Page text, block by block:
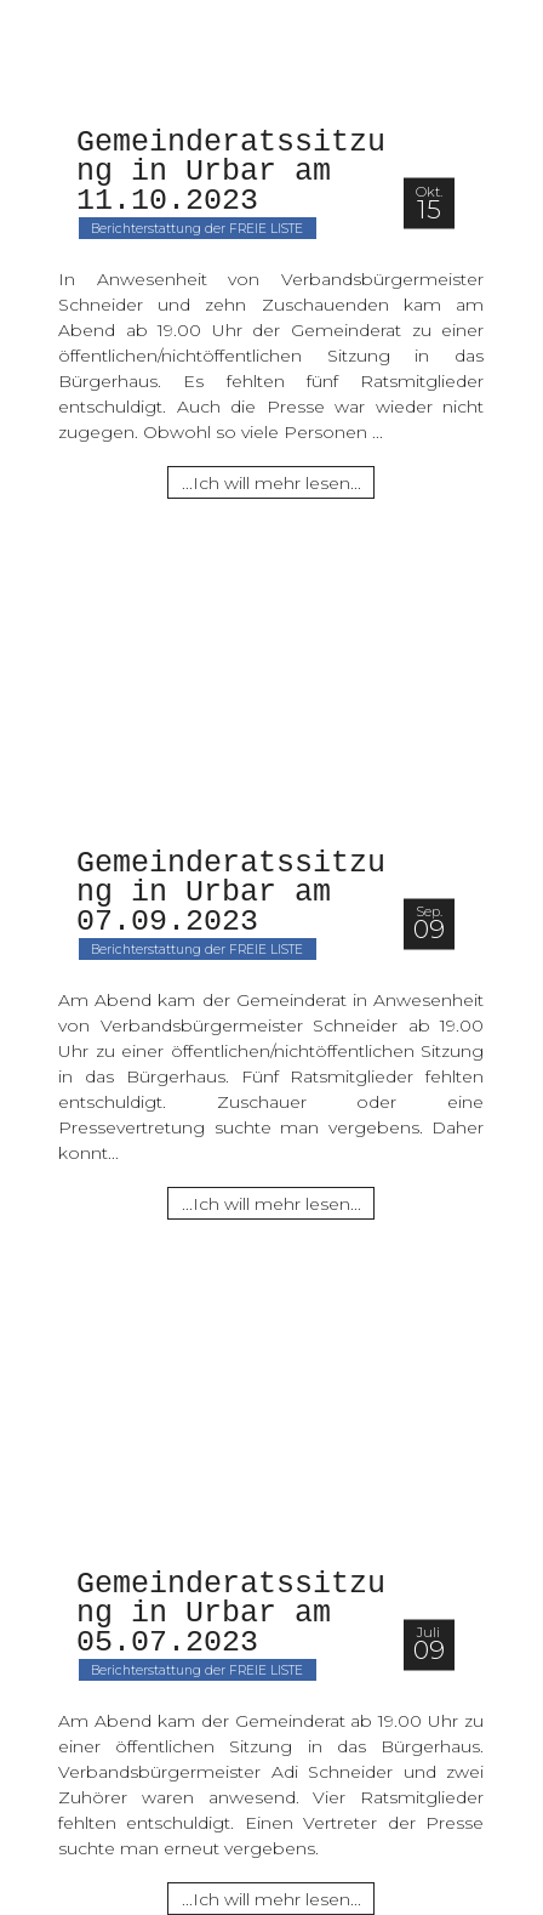
Startseite
Aktuelles
Team
Kommunalwahl 2024
Archiv
Gemeinderatssitzu
ng in Urbar am
11.10.2023
Berichterstattung der FREIE LISTE
Okt.
15
In Anwesenheit von Verbandsbürgermeister
Schneider und zehn Zuschauenden kam am
Abend ab 19.00 Uhr der Gemeinderat zu einer
öffentlichen/nichtöffentlichen Sitzung in das
Bürgerhaus. Es fehlten fünf Ratsmitglieder
entschuldigt. Auch die Presse war wieder nicht
zugegen. Obwohl so viele Personen ...
...Ich will mehr lesen...
Gemeinderatssitzu
ng in Urbar am
07.09.2023
Berichterstattung der FREIE LISTE
Sep.
09
Am Abend kam der Gemeinderat in Anwesenheit
von Verbandsbürgermeister Schneider ab 19.00
Uhr zu einer öffentlichen/nichtöffentlichen Sitzung
in das Bürgerhaus. Fünf Ratsmitglieder fehlten
entschuldigt. Zuschauer oder eine
Pressevertretung suchte man vergebens. Daher
konnt...
...Ich will mehr lesen...
Gemeinderatssitzu
ng in Urbar am
05.07.2023
Berichterstattung der FREIE LISTE
Juli
09
Am Abend kam der Gemeinderat ab 19.00 Uhr zu
einer öffentlichen Sitzung in das Bürgerhaus.
Verbandsbürgermeister Adi Schneider und zwei
Zuhörer waren anwesend. Vier Ratsmitglieder
fehlten entschuldigt. Einen Vertreter der Presse
suchte man erneut vergebens.
...Ich will mehr lesen...